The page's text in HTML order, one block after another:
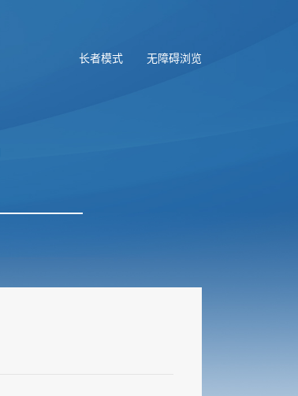
无障碍浏览
长者模式